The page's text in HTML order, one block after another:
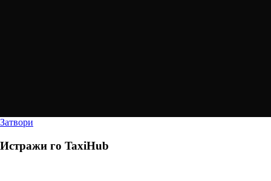
Затвори
Истражи го TaxiHub